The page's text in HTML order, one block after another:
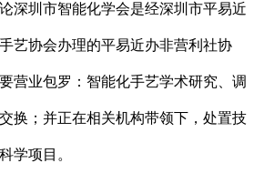
深圳市智能化学会是经深圳市平易近
艺协会办理的平易近办非营利社协
营业包罗：智能化手艺学术研究、调
换；并正在相关机构带领下，处置技
学项目。